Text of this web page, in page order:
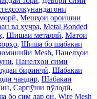
, Мешҳои ороишии
ва ҳуҷра, Metal Bonded
, Шишаи металлӣ, Матои
, Шиша бо шабакаи
Mesh, Панелҳои
, Панелҳои сими
биринҷӣ, Шабакаи
чандир, Шабакаи
, Сарпӯши пӯлодӣ,
бо сим дар он, Wire Mesh